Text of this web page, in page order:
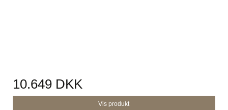
10.649 DKK
Vis produkt